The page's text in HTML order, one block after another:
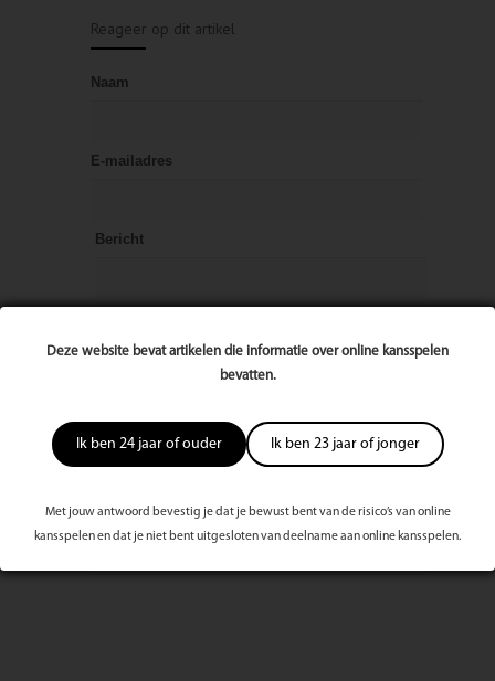
Deze website bevat artikelen die informatie over online kansspelen
bevatten.
Ik ben 24 jaar of ouder Ik ben 23 jaar of jonger
Met jouw antwoord bevestig je dat je bewust bent van de risico’s van online
kansspelen en dat je niet bent uitgesloten van deelname aan online kansspelen.
Reageer op dit artikel
Naam
E-mailadres
Bericht